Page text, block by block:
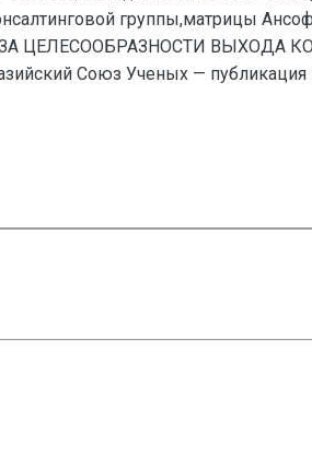
группы,матрицы
ЦЕЛЕСООБРАЗНОСТИ
Союз Ученых — публикация